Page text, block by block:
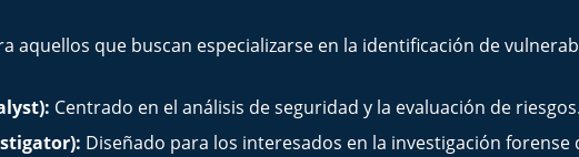
aquellos que buscan especializarse en la identificación de
Centrado en el análisis de seguridad y la evaluación de riesgos.
Diseñado para los interesados en la investigación forense